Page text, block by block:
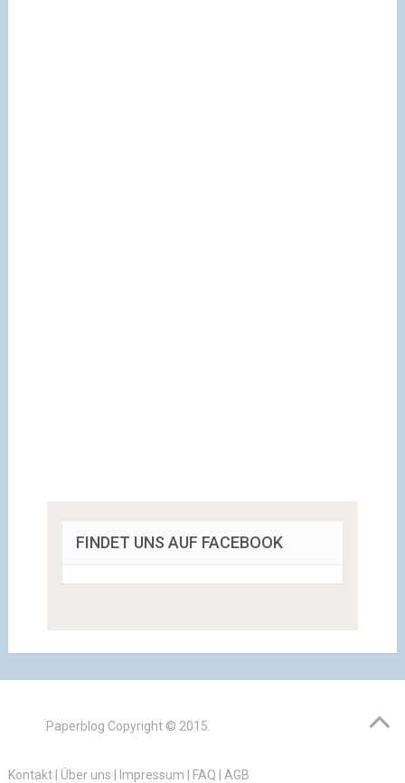
FINDET UNS AUF FACEBOOK
Paperblog Copyright © 2015.
Kontakt| Über uns Impressum FAQ AGB